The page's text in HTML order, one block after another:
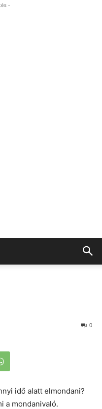
-
0
idő alatt elmondani?
a mondanivaló.